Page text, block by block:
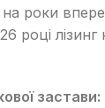
роки
році лізинг
застави: